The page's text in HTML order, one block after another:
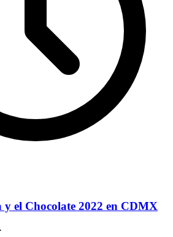
y el Chocolate 2022 en CDMX
·